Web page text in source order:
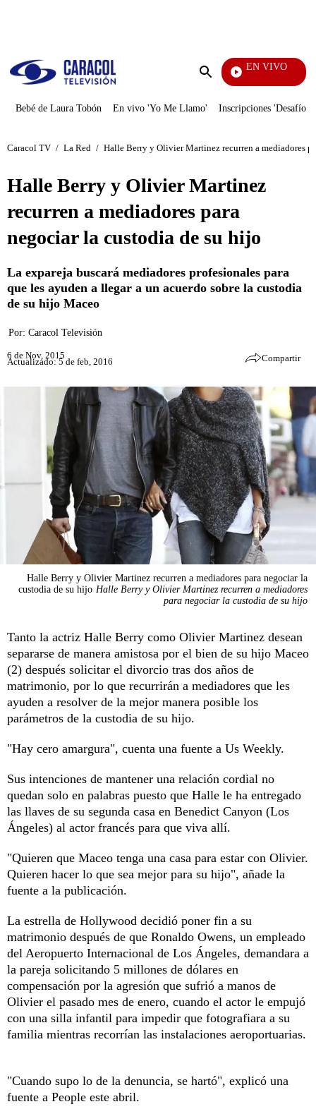
Enviar
EN VIVO
EFÉ
Bebé de Laura Tobón En vivo 'Yo Me Llamo' Inscripciones 'Desafío'
Caracol TV / La Red / Halle Berry y Olivier Martinez recurren a mediadores
Halle Berry y Olivier Martinez
recurren a mediadores para
negociar la custodia de su hijo
La expareja buscará mediadores profesionales para
que les ayuden a llegar a un acuerdo sobre la custodia
de su hijo Maceo
Por: Caracol Televisión
6 de Nov, 2015
Actualizado: 5 de feb, 2016 Compartir
Halle Berry y Olivier Martinez recurren a mediadores para negociar la
custodia de su hijo Halle Berry y Olivier Martinez recurren a mediadores
para negociar la custodia de su hijo
Tanto la actriz Halle Berry como Olivier Martinez desean
separarse de manera amistosa por el bien de su hijo Maceo
(2) después solicitar el divorcio tras dos años de
matrimonio, por lo que recurrirán a mediadores que les
ayuden a resolver de la mejor manera posible los
parámetros de la custodia de su hijo.
"Hay cero amargura", cuenta una fuente a Us Weekly.
Sus intenciones de mantener una relación cordial no
quedan solo en palabras puesto que Halle le ha entregado
las llaves de su segunda casa en Benedict Canyon (Los
Ángeles) al actor francés para que viva allí.
"Quieren que Maceo tenga una casa para estar con Olivier.
Quieren hacer lo que sea mejor para su hijo", añade la
fuente a la publicación.
La estrella de Hollywood decidió poner fin a su
matrimonio después de que Ronaldo Owens, un empleado
del Aeropuerto Internacional de Los Ángeles, demandara a
la pareja solicitando 5 millones de dólares en
compensación por la agresión que sufrió a manos de
Olivier el pasado mes de enero, cuando el actor le empujó
con una silla infantil para impedir que fotografiara a su
familia mientras recorrían las instalaciones aeroportuarias.
"Cuando supo lo de la denuncia, se hartó", explicó una
fuente a People este abril.